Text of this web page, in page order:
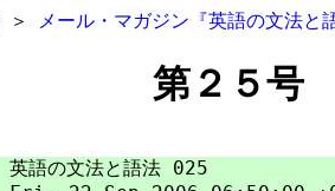
＞ メール・マガジン『英語の文法と
第２５号
語の文法と語法 025